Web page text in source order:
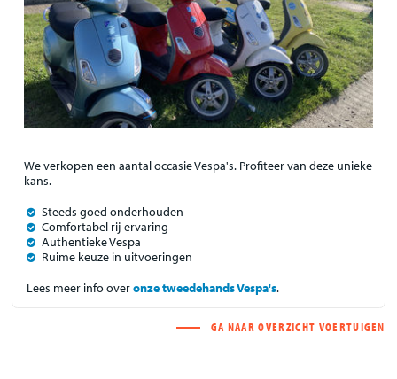
We verkopen een aantal occasie Vespa's. Profiteer van deze unieke
kans.
Steeds goed onderhouden
Comfortabel rij-ervaring
Authentieke Vespa
Ruime keuze in uitvoeringen
Lees meer info overonze tweedehands Vespa's.
GA NAAR OVERZICHT VOERTUIGEN